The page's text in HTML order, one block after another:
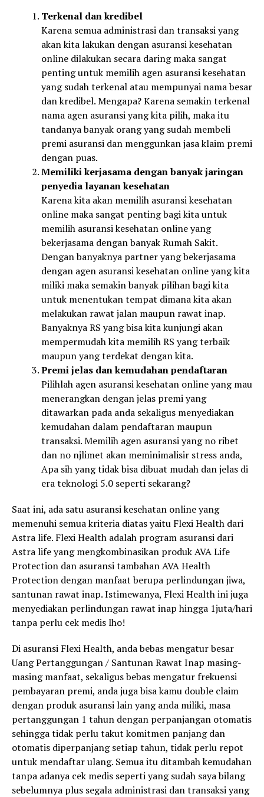
Terkenal dan kredibel
Karena semua administrasi dan transaksi yang
akan kita lakukan dengan asuransi kesehatan
online dilakukan secara daring maka sangat
penting untuk memilih agen asuransi kesehatan
yang sudah terkenal atau mempunyai nama besar
dan kredibel. Mengapa? Karena semakin terkenal
nama agen asuransi yang kita pilih, maka itu
tandanya banyak orang yang sudah membeli
premi asuransi dan menggunkan jasa klaim premi
dengan puas.
Memiliki kerjasama dengan banyak jaringan
penyedia layanan kesehatan
Karena kita akan memilih asuransi kesehatan
online maka sangat penting bagi kita untuk
memilih asuransi kesehatan online yang
bekerjasama dengan banyak Rumah Sakit.
Dengan banyaknya partner yang bekerjasama
dengan agen asuransi kesehatan online yang kita
miliki maka semakin banyak pilihan bagi kita
untuk menentukan tempat dimana kita akan
melakukan rawat jalan maupun rawat inap.
Banyaknya RS yang bisa kita kunjungi akan
mempermudah kita memilih RS yang terbaik
maupun yang terdekat dengan kita.
Premi jelas dan kemudahan pendaftaran
Pilihlah agen asuransi kesehatan online yang mau
menerangkan dengan jelas premi yang
ditawarkan pada anda sekaligus menyediakan
kemudahan dalam pendaftaran maupun
transaksi. Memilih agen asuransi yang no ribet
dan no njlimet akan meminimalisir stress anda,
Apa sih yang tidak bisa dibuat mudah dan jelas di
era teknologi 5.0 seperti sekarang?
Saat ini, ada satu asuransi kesehatan online yang
memenuhi semua kriteria diatas yaitu Flexi Health dari
Astra life. Flexi Health adalah program asuransi dari
Astra life yang mengkombinasikan produk AVA Life
Protection dan asuransi tambahan AVA Health
Protection dengan manfaat berupa perlindungan jiwa,
santunan rawat inap. Istimewanya, Flexi Health ini juga
menyediakan perlindungan rawat inap hingga 1juta/hari
tanpa perlu cek medis lho!
Di asuransi Flexi Health, anda bebas mengatur besar
Uang Pertanggungan / Santunan Rawat Inap masing-
masing manfaat, sekaligus bebas mengatur frekuensi
pembayaran premi, anda juga bisa kamu double claim
dengan produk asuransi lain yang anda miliki, masa
pertanggungan 1 tahun dengan perpanjangan otomatis
sehingga tidak perlu takut komitmen panjang dan
otomatis diperpanjang setiap tahun, tidak perlu repot
untuk mendaftar ulang. Semua itu ditambah kemudahan
tanpa adanya cek medis seperti yang sudah saya bilang
sebelumnya plus segala administrasi dan transaksi yang